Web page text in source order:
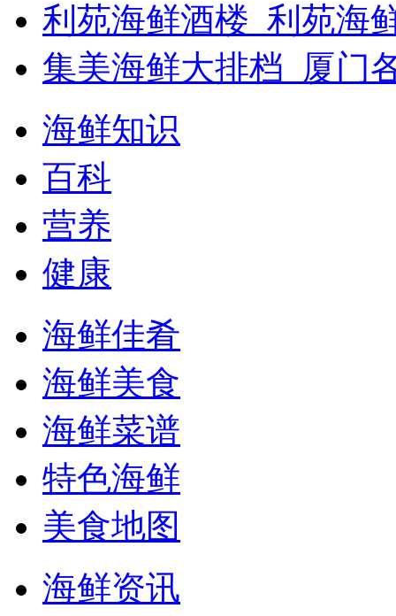
利苑海鲜酒楼_利苑海
集美海鲜大排档_厦门
海鲜知识
百科
营养
健康
海鲜佳肴
海鲜美食
海鲜菜谱
特色海鲜
美食地图
海鲜资讯